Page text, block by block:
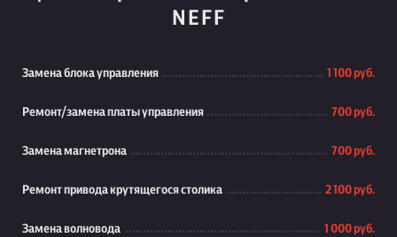
NEFF
Замена блока управления 1 100 руб.
Ремонт/замена платы управления 700 руб.
Замена магнетрона 700 руб.
Ремонт привода крутящегося столика 2 100 руб.
Замена волновода 1 000 руб.